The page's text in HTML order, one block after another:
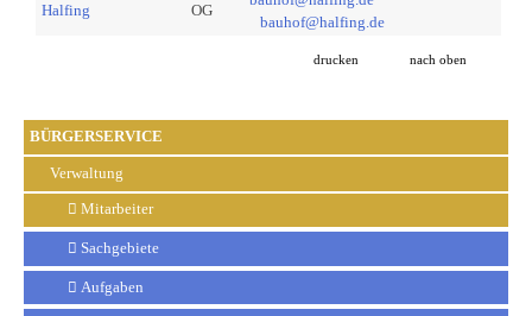
BÜRGERSERVICE
Verwaltung
Mitarbeiter
Sachgebiete
Aufgaben
Halfing
OG
bauhof@halfing.de
drucken nach oben